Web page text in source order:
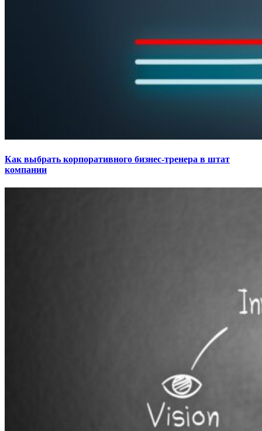
Как выбрать корпоративного бизнес-тренера в штат
компании